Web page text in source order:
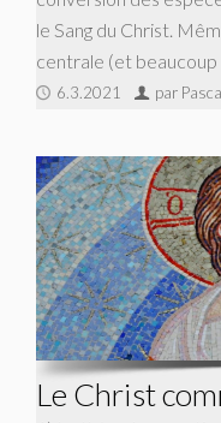
le Sang du Christ.
centrale (et beaucoup
6.3.2021 par
Le Christ